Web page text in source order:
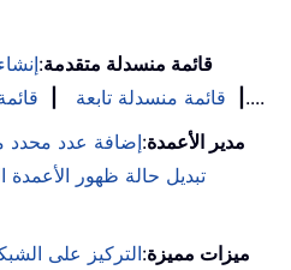
قائمة منسدلة متقدمة:
قائمة منسدلة تابعة
....
مدير الأعمدة:إضافة عدد محدد
تبديل حالة ظهور الأعمدة
ميزات مميزة:التركيز على